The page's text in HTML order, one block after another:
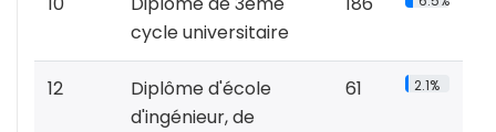
cycle universitaire
12
Diplôme d'école
d'ingénieur, de
61 2.1%